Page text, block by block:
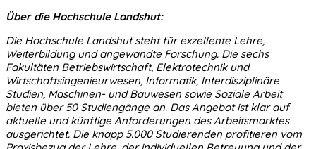
Über die Hochschule Landshut:
Die Hochschule Landshut steht für exzellente Lehre,
Weiterbildung und angewandte Forschung. Die sechs
Fakultäten Betriebswirtschaft, Elektrotechnik und
Wirtschaftsingenieurwesen, Informatik, Interdisziplinäre
Studien, Maschinen- und Bauwesen sowie Soziale Arbeit
bieten über 50 Studiengänge an. Das Angebot ist klar auf
aktuelle und künftige Anforderungen des Arbeitsmarktes
ausgerichtet. Die knapp 5.000 Studierenden profitieren vom